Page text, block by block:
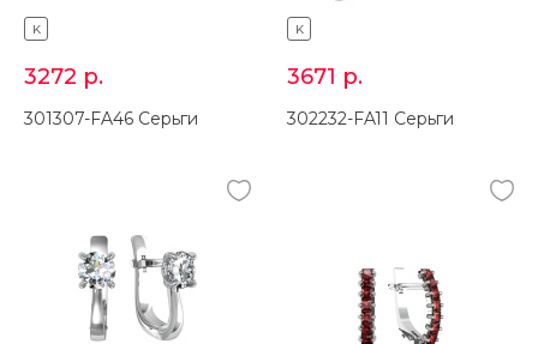
K
3272 р.
301307-FA46 Серьги
K
3671 р.
302232-FA11 Серьги